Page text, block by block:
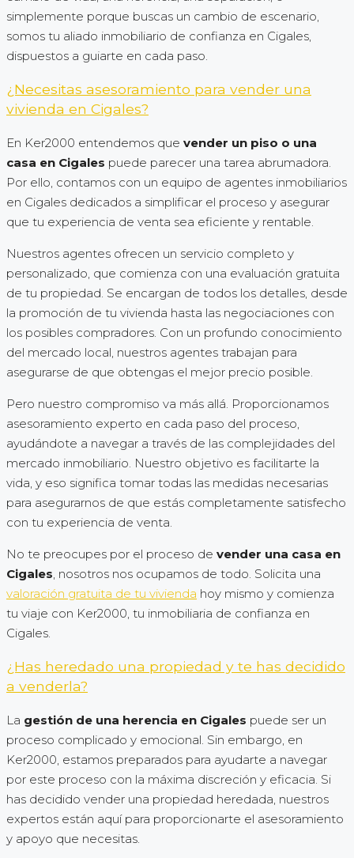
simplemente porque buscas un cambio de escenario,
somos tu aliado inmobiliario de confianza en Cigales,
dispuestos a guiarte en cada paso.
¿Necesitas asesoramiento para vender una
vivienda en Cigales?
En Ker2000 entendemos que vender un piso o una
casa en Cigales puede parecer una tarea abrumadora.
Por ello, contamos con un equipo de agentes inmobiliarios
en Cigales dedicados a simplificar el proceso y asegurar
que tu experiencia de venta sea eficiente y rentable.
Nuestros agentes ofrecen un servicio completo y
personalizado, que comienza con una evaluación gratuita
de tu propiedad. Se encargan de todos los detalles, desde
la promoción de tu vivienda hasta las negociaciones con
los posibles compradores. Con un profundo conocimiento
del mercado local, nuestros agentes trabajan para
asegurarse de que obtengas el mejor precio posible.
Pero nuestro compromiso va más allá. Proporcionamos
asesoramiento experto en cada paso del proceso,
ayudándote a navegar a través de las complejidades del
mercado inmobiliario. Nuestro objetivo es facilitarte la
vida, y eso significa tomar todas las medidas necesarias
para asegurarnos de que estás completamente satisfecho
con tu experiencia de venta.
No te preocupes por el proceso de vender una casa en
Cigales , nosotros nos ocupamos de todo. Solicita una
valoración gratuita de tu vivienda hoy mismo y comienza
tu viaje con Ker2000, tu inmobiliaria de confianza en
Cigales.
¿Has heredado una propiedad y te has decidido
a venderla?
La gestión de una herencia en Cigales puede ser un
proceso complicado y emocional. Sin embargo, en
Ker2000, estamos preparados para ayudarte a navegar
por este proceso con la máxima discreción y eficacia. Si
has decidido vender una propiedad heredada, nuestros
expertos están aquí para proporcionarte el asesoramiento
y apoyo que necesitas.